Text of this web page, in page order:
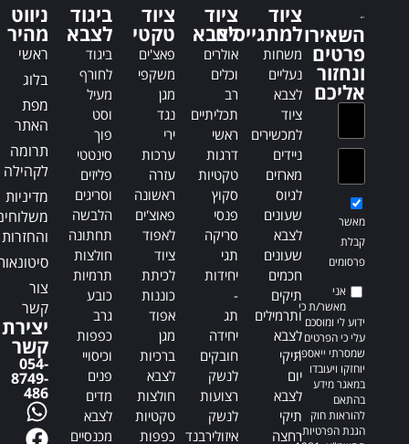
t
i
v
e
i
v
השאירו
פרטים
ונחזור
אליכם
מאשר
קבלת
פרסומים
אני
מאשר/ת כי
ידוע לי ומוסכם
עלי כי הפרטים
שמסרתי ייאספו,
יוחזקו ויעובדו
במאגר מידע
בהתאם
להוראות חוק
הגנת הפרטיות,
ציוד
למתגייסים
משחות
נעליים
לצבא
ציוד
למכשירים
ניידים
מארזים
לגיוס
שעונים
לצבא
שעונים
חכמים
תיקים
ותרמילים
לצבא
תיקי
יום
לצבא
תיקי
רחצה
ציוד
לצבא
אולרים
וכלים
רב
תכליתיים
ראשי
דרגות
טקטיות
סקוץ
פנסי
סריקה
תגי
יחידות
-
תג
יחידה
חובקים
לנשק
רצועות
לנשק
איזולירבנד
ציוד
טקטי
פאצ'ים
משקפי
מגן
נגד
ירי
ערכות
עזרה
ראשונה
פאוצ'ים
לאפוד
ציוד
לכיתת
כוננות
אפוד
מגן
ברכיות
לצבא
חולצות
טקטיות
כפפות
ביגוד
לצבא
ביגוד
לחורף
מעיל
וסט
פוך
סינטטי
פליזים
וסריגים
הלבשה
תחתונה
חולצות
תרמיות
כובע
גרב
כפפות
וכיסויי
פנים
מדים
לצבא
מכנסיים
ניווט
מהיר
ראשי
בלוג
מפת
האתר
תרומה
לקהילה
מדיניות
והחזרות
צור
קשר
יצירת
קשר
054-
8749-
486